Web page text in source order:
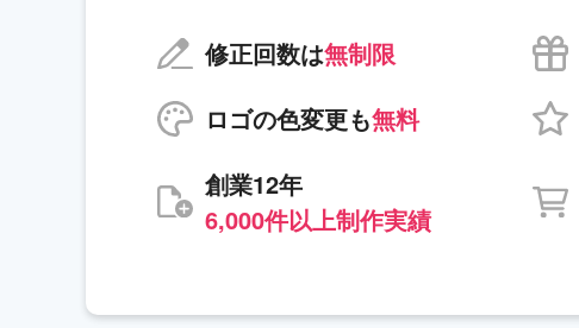
修正回数は無制限
ロゴの色変更も無料
創業12年
6,000件以上制作実績